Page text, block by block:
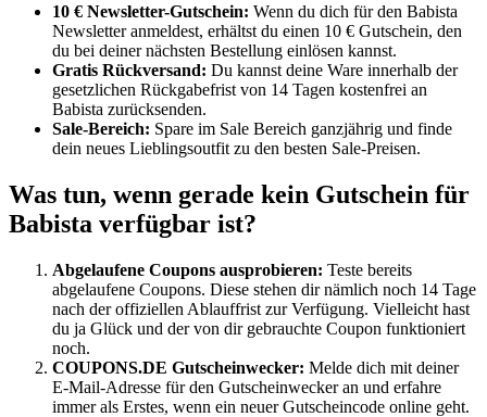
10 € Newsletter-Gutschein: Wenn du dich für den Babista
Newsletter anmeldest, erhältst du einen 10 € Gutschein, den
du bei deiner nächsten Bestellung einlösen kannst.
Gratis Rückversand: Du kannst deine Ware innerhalb der
gesetzlichen Rückgabefrist von 14 Tagen kostenfrei an
Babista zurücksenden.
Sale-Bereich: Spare im Sale Bereich ganzjährig und finde
dein neues Lieblingsoutfit zu den besten Sale-Preisen.
Was tun, wenn gerade kein Gutschein für
Babista verfügbar ist?
Abgelaufene Coupons ausprobieren: Teste bereits
abgelaufene Coupons. Diese stehen dir nämlich noch 14 Tage
nach der offiziellen Ablauffrist zur Verfügung. Vielleicht hast
du ja Glück und der von dir gebrauchte Coupon funktioniert
noch.
COUPONS.DE Gutscheinwecker: Melde dich mit deiner
E-Mail-Adresse für den Gutscheinweckeran und erfahre
immer als Erstes, wenn ein neuer Gutscheincode online geht.